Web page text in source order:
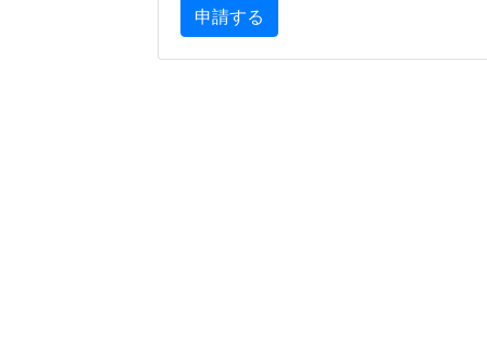
申請する